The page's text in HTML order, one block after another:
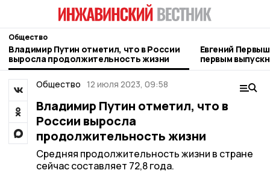
Общество
Владимир Путин отметил, что в России
выросла продолжительность жизни
Евгений
первым
Тамбовщины»
Общество 12 июля 2023, 09:58
Владимир Путин отметил, что в
России выросла
продолжительность жизни
Средняя продолжительность жизни в стране
сейчас составляет 72,8 года.